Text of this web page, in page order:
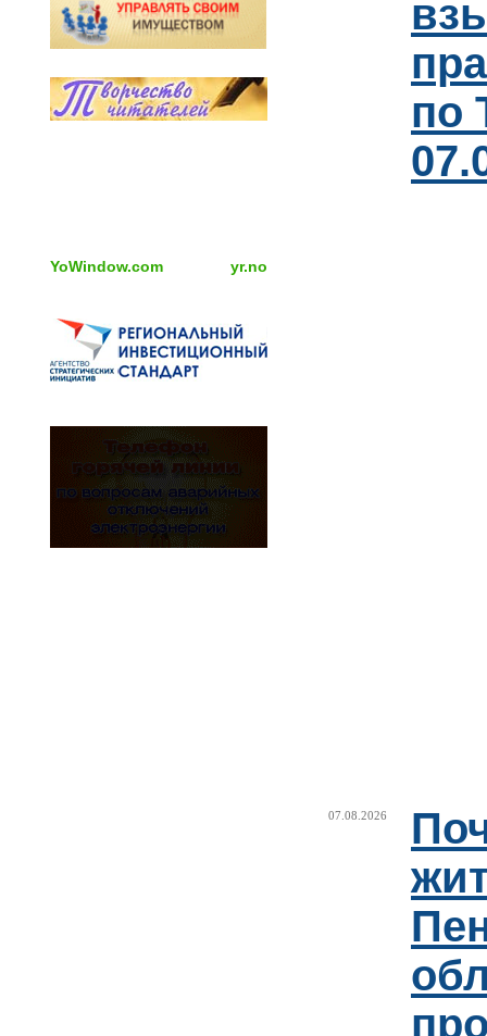
YoWindow.com yr.no
по
07.08.2026